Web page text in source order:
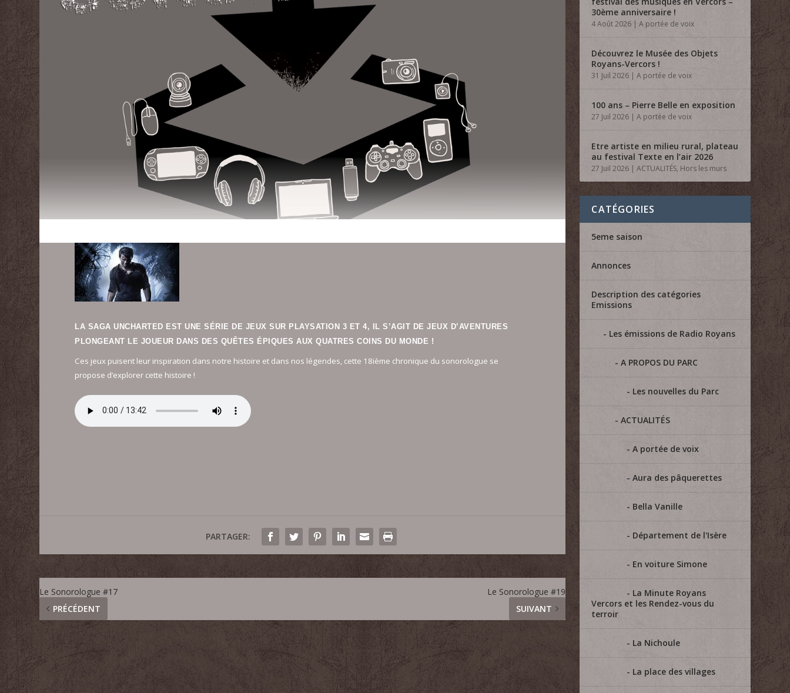
LA SAGA UNCHARTED EST UNE SÉRIE DE JEUX SUR PLAYSATION 3 ET 4, IL S’AGIT DE JEUX D’AVENTURES
PLONGEANT LE JOUEUR DANS DES QUÊTES ÉPIQUES AUX QUATRES COINS DU MONDE !
Ces jeux puisent leur inspiration dans notre histoire et dans nos légendes, cette 18ième chronique du sonorologue se
propose d’explorer cette histoire !
PARTAGER:
Le Sonorologue #17
PRÉCÉDENT
Le Sonorologue #19
SUIVANT
30ème anniversaire !
4 Août 2026 |A portée de voix
Découvrez le Musée des Objets
Royans-Vercors !
31 Juil 2026 |A portée de voix
100 ans – Pierre Belle en exposition
27 Juil 2026 |A portée de voix
Etre artiste en milieu rural, plateau
au festival Texte en l’air 2026
27 Juil 2026 |ACTUALITÉS, Hors les murs
CATÉGORIES
5eme saison
Annonces
Description des catégories
Emissions
Les émissions de Radio Royans
A PROPOS DU PARC
Les nouvelles du Parc
ACTUALITÉS
A portée de voix
Aura des pâquerettes
Bella Vanille
Département de l'Isère
En voiture Simone
La Minute Royans
Vercors et les Rendez-vous du
terroir
La Nichoule
La place des villages